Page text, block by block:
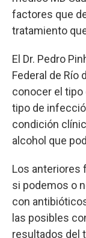
factores que
tratamiento
El Dr. Pedro
Federal de Río
conocer el tipo
tipo de
condición
alcohol que
Los anteriores
si podemos o
con
las posibles
resultados del